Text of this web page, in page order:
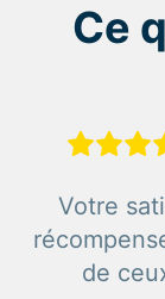
Ce
Votre
de